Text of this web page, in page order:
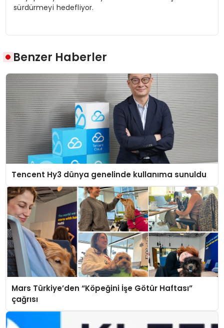
sürdürmeyi hedefliyor.
Benzer Haberler
Tencent Hy3 dünya genelinde kullanıma sunuldu
Mars Türkiye’den “Köpeğini İşe Götür Haftası”
çağrısı